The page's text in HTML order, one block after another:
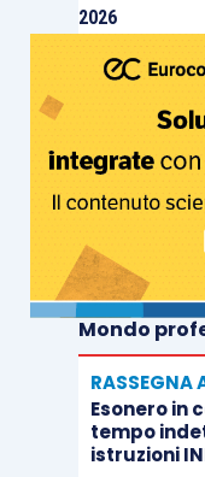
2026
Mondo
RASSEGNA
Esonero in
tempo
istruzioni